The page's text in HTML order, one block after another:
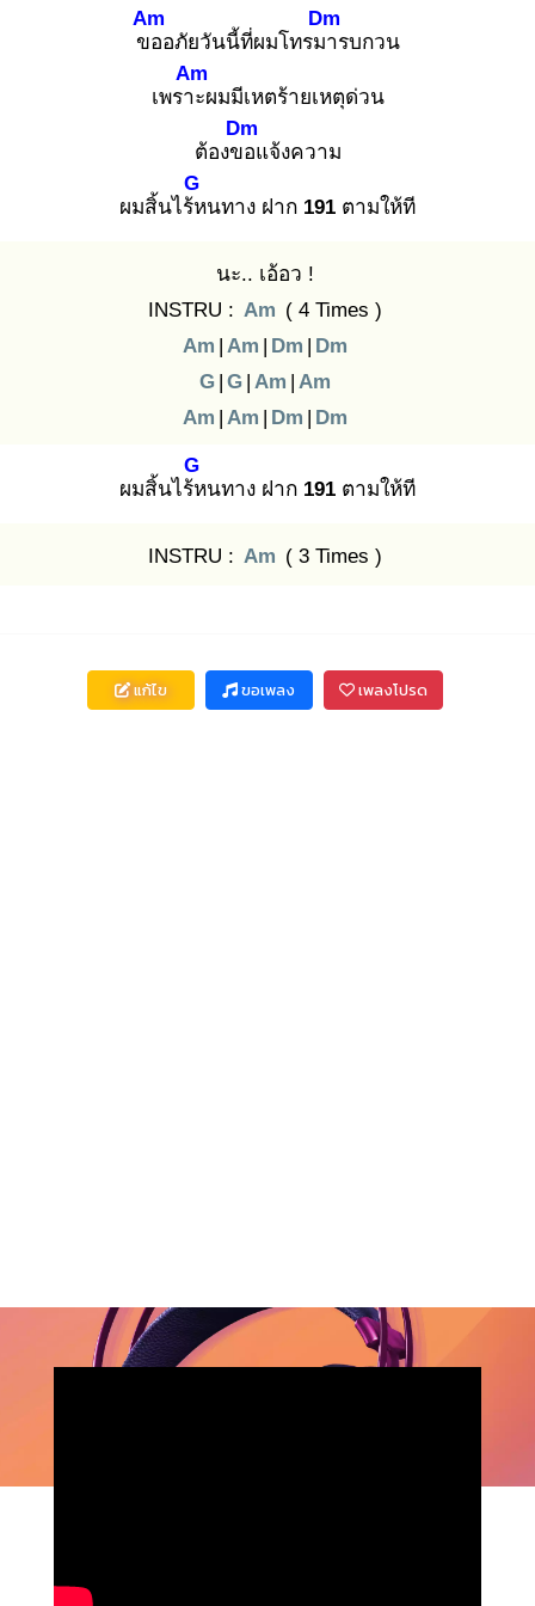
ขอ
Am
อภัยวันนี้ที่ผมโทรมา
Dm
รบกวน
เพราะ
Am
ผมมีเหตร้ายเหตุด่วน
ต้องขอ
Dm
แจ้งความ
ผมสิ้นไร้ห
G
นทาง ฝาก 191 ตามให้ที
นะ.. เอ้อว !
INSTRU : Am ( 4 Times )
Am | Am | Dm | Dm
G | G | Am | Am
Am | Am | Dm | Dm
ผมสิ้นไร้ห
G
นทาง ฝาก 191 ตามให้ที
INSTRU : Am ( 3 Times )
แก้ไข ขอเพลง เพลงโปรด